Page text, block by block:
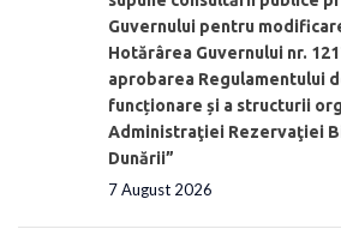
Guvernului pentru
Hotărârea Guvernului nr.
aprobarea Regulamentului
funcționare și a structurii
Administraţiei Rezervaţiei
Dunării”
7 August 2026